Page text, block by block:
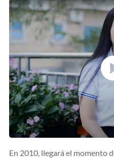
En 2010, llegará el momento